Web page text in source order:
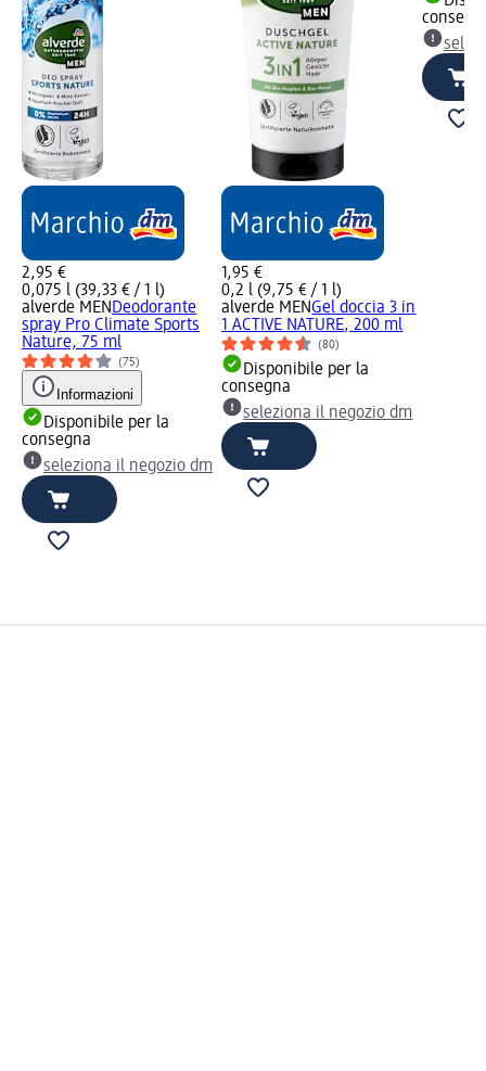
2,95 €
0,075 l (39,33 € / 1 l)
alverde MEN Deodorante
spray Pro Climate Sports
Nature, 75 ml
(75)
Informazioni
Disponibile per la
consegna
seleziona il negozio dm
1,95 €
0,2 l (9,75 € / 1 l)
alverde MENGel doccia 3 in
1 ACTIVE NATURE, 200 ml
(80)
Disponibile per la
consegna
seleziona il negozio dm